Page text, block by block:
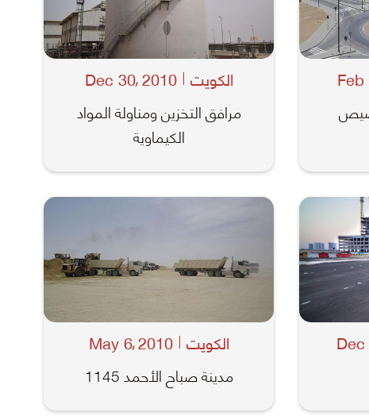
Dec 30,2010 الكويت
مرافق التخزين ومناولة المواد
الكيماوية
May 6,2010 الكويت
مدينة صباح الأحمد 1145